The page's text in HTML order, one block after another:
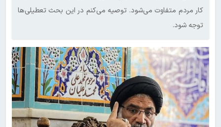
کار مردم متفاوت می‌شود. توصیه می‌کنم در این بحث تعطیلی‌ها
توجه شود.